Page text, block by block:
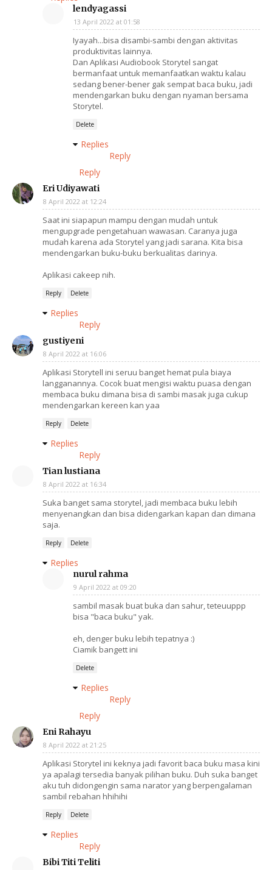
lendyagassi
13 April 2022 at 01:58
Iyayah...bisa disambi-sambi dengan aktivitas
produktivitas lainnya.
Dan Aplikasi Audiobook Storytel sangat
bermanfaat untuk memanfaatkan waktu kalau
sedang bener-bener gak sempat baca buku, jadi
mendengarkan buku dengan nyaman bersama
Storytel.
Delete
Replies
Reply
Reply
Eri Udiyawati
8 April 2022 at 12:24
Saat ini siapapun mampu dengan mudah untuk
mengupgrade pengetahuan wawasan. Caranya juga
mudah karena ada Storytel yang jadi sarana. Kita bisa
mendengarkan buku-buku berkualitas darinya.
Aplikasi cakeep nih.
Reply Delete
Replies
Reply
gustiyeni
8 April 2022 at 16:06
Aplikasi Storytell ini seruu banget hemat pula biaya
langganannya. Cocok buat mengisi waktu puasa dengan
membaca buku dimana bisa di sambi masak juga cukup
mendengarkan kereen kan yaa
Reply Delete
Replies
Reply
Tian lustiana
8 April 2022 at 16:34
Suka banget sama storytel, jadi membaca buku lebih
menyenangkan dan bisa didengarkan kapan dan dimana
saja.
Reply Delete
Replies
nurul rahma
9 April 2022 at 09:20
sambil masak buat buka dan sahur, teteuuppp
bisa "baca buku" yak.
eh, denger buku lebih tepatnya :)
Ciamik bangett ini
Delete
Replies
Reply
Reply
Eni Rahayu
8 April 2022 at 21:25
Aplikasi Storytel ini keknya jadi favorit baca buku masa kini
ya apalagi tersedia banyak pilihan buku. Duh suka banget
aku tuh didongengin sama narator yang berpengalaman
sambil rebahan hhihihi
Reply Delete
Replies
Reply
Bibi Titi Teliti